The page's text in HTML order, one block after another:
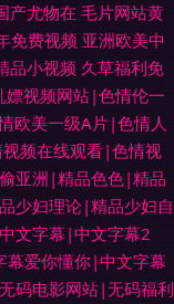
产尤物在 毛片网站黄
免费视频 亚洲欧美中
品小视频 久草福利免
嫖视频网站|色情伦一
欧美一级A片|色情人
频在线观看|色情视
亚洲|精品色色|精品
少妇理论|精品少妇自
文字幕|中文字幕2
爱你懂你|中文字幕
无码电影网站|无码福利